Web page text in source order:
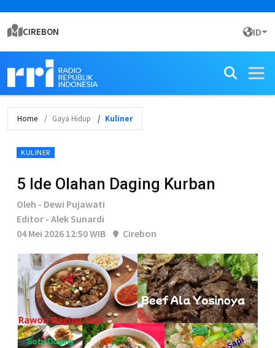
CIREBON ID
Home Gaya Hidup Kuliner
KULINER
5 Ide Olahan Daging Kurban
Oleh - Dewi Pujawati
Editor - Alek Sunardi
04 Mei 2026 12:50 WIB
Cirebon